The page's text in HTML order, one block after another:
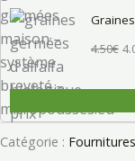
4.50€
Catégorie : Fournitures